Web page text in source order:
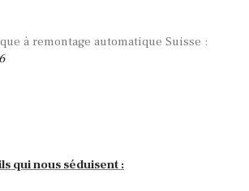
à remontage automatique Suisse :
qui nous séduisent :